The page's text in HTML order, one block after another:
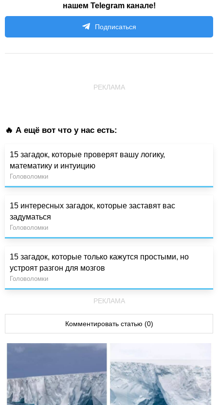
нашем Telegram канале!
Подписаться
РЕКЛАМА
🔥 А ещё вот что у нас есть:
15 загадок, которые проверят вашу логику,
математику и интуицию
Головоломки
15 интересных загадок, которые заставят вас
задуматься
Головоломки
15 загадок, которые только кажутся простыми, но
устроят разгон для мозгов
Головоломки
РЕКЛАМА
Комментировать статью (0)